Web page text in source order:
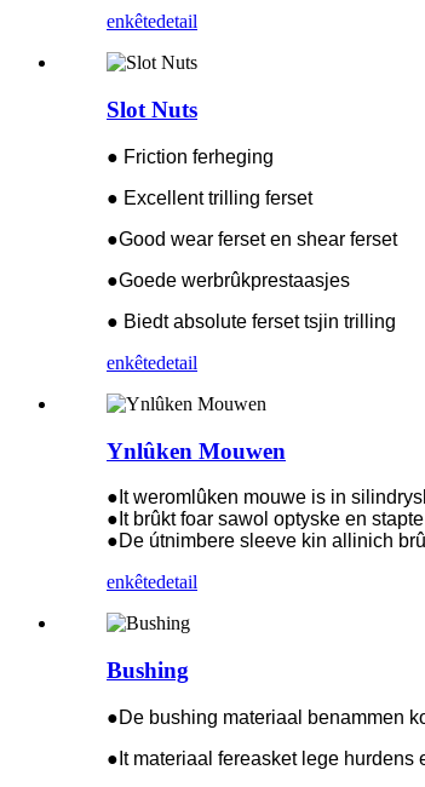
enkêtedetail
Slot Nuts
● Friction ferheging
● Excellent trilling ferset
●Good wear ferset en shear ferset
●Goede werbrûkprestaasjes
● Biedt absolute ferset tsjin trilling
enkêtedetail
Ynlûken Mouwen
●It weromlûken mouwe is in
●It brûkt foar sawol optyske en
●De útnimbere sleeve kin allinich
enkêtedetail
Bushing
●De bushing materiaal benammen
●It materiaal fereasket lege hurdens